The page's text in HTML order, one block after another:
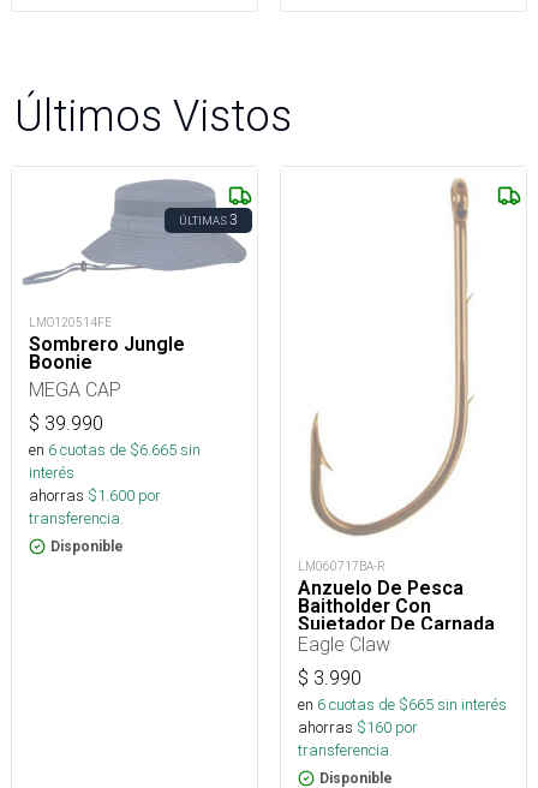
Últimos Vistos
ÚLTIMAS3
LMO120514FE
Sombrero Jungle
Boonie
MEGA CAP
$ 39.990
en 6cuotas de $6.665sin
interés
ahorras $1.600 por
transferencia.
Disponible
LM060717BA-R
Anzuelo De Pesca
Baitholder Con
Sujetador De Carnada
Eagle Claw
$ 3.990
en 6cuotas de $665sin interés
ahorras $160 por
transferencia.
Disponible